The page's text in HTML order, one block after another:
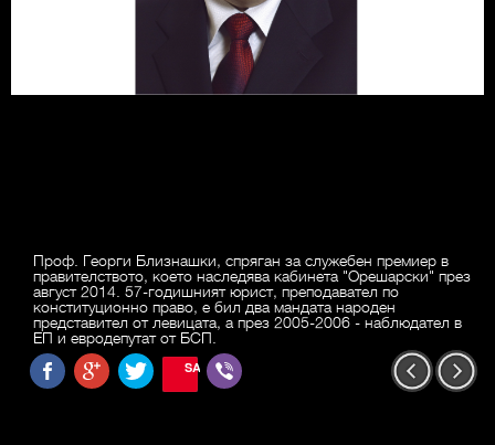
Проф. Георги Близнашки, спряган за служебен премиер в
правителството, което наследява кабинета "Орешарски" през
август 2014. 57-годишният юрист, преподавател по
конституционно право, е бил два мандата народен
представител от левицата, а през 2005-2006 - наблюдател в
ЕП и евродепутат от БСП.
SAVE